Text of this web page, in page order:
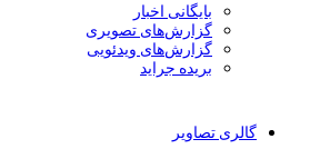
بایگانی اخبار
گزارش‌های تصویری
گزارش‌های ویدئویی
بریده جراید
گالری تصاویر